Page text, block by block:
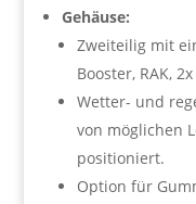
Gehäuse:
Zweiteilig mit
Booster, RAK,
Wetter- und
von möglichen
positioniert.
Option für